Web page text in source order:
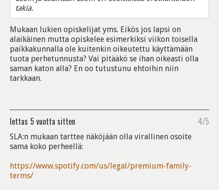
takia.
Mukaan lukien opiskelijat yms. Eikös jos lapsi on
alaikäinen mutta opiskelee esimerkiksi viikon toisella
paikkakunnalla ole kuitenkin oikeutettu käyttämään
tuota perhetunnusta? Vai pitääkö se ihan oikeasti olla
saman katon alla? En oo tutustunu ehtoihin niin
tarkkaan.
lettas 5 vuotta sitten 4/5
SLA:n mukaan tarttee näköjään olla virallinen osoite
sama koko perheellä:
https://www.spotify.com/us/legal/premium-family-
terms/